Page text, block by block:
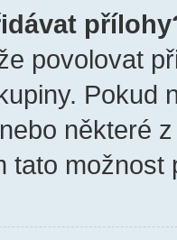
povolovat
Pokud
některé
tato